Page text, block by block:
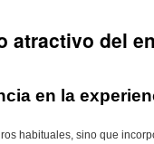
atractivo del
en la
habituales, sino que